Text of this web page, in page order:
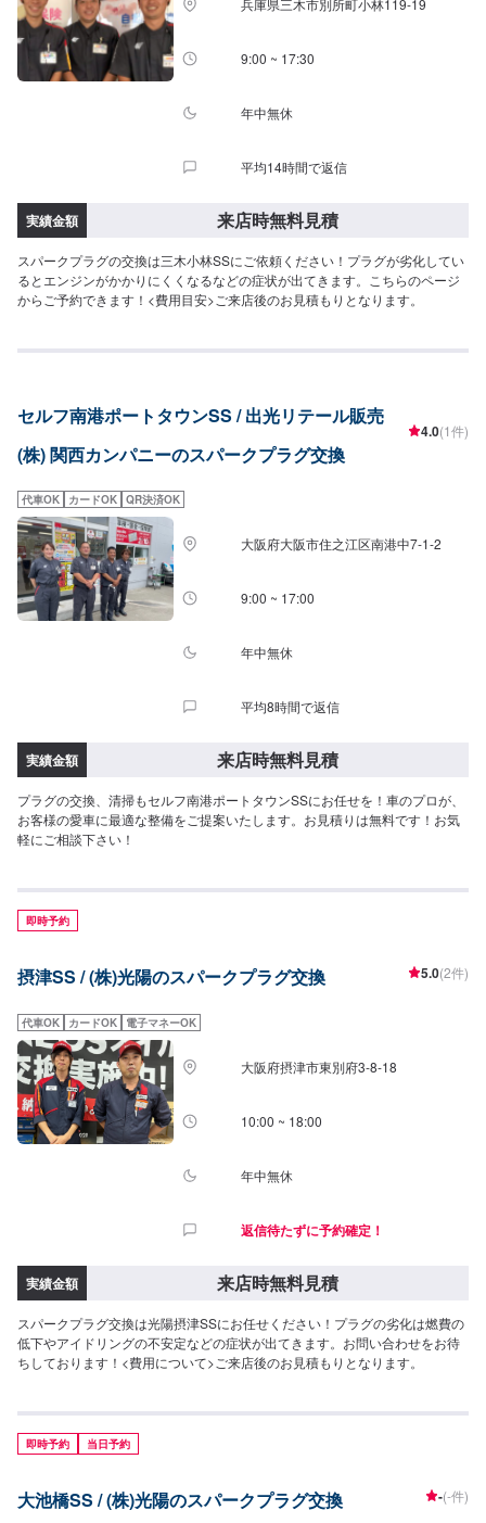
9:00 ~ 17:30
年中無休
平均14時間で返信
実績金額 来店時無料見積
スパークプラグの交換は三木小林SSにご依頼ください！プラグが劣化してい
るとエンジンがかかりにくくなるなどの症状が出てきます。こちらのページ
からご予約できます！<費用目安>ご来店後のお見積もりとなります。
セルフ南港ポートタウンSS / 出光リテール販売
(株) 関西カンパニーのスパークプラグ交換
4.0(1件)
代車OK カードOK QR決済OK
大阪府大阪市住之江区南港中7-1-2
9:00 ~ 17:00
年中無休
平均8時間で返信
実績金額 来店時無料見積
プラグの交換、清掃もセルフ南港ポートタウンSSにお任せを！車のプロが、
お客様の愛車に最適な整備をご提案いたします。お見積りは無料です！お気
軽にご相談下さい！
即時予約
摂津SS / (株)光陽のスパークプラグ交換 5.0(2件)
代車OK カードOK 電子マネーOK
大阪府摂津市東別府3-8-18
10:00 ~ 18:00
年中無休
返信待たずに予約確定！
実績金額 来店時無料見積
スパークプラグ交換は光陽摂津SSにお任せください！プラグの劣化は燃費の
低下やアイドリングの不安定などの症状が出てきます。お問い合わせをお待
ちしております！<費用について>ご来店後のお見積もりとなります。
即時予約 当日予約
大池橋SS / (株)光陽のスパークプラグ交換 -(-件)